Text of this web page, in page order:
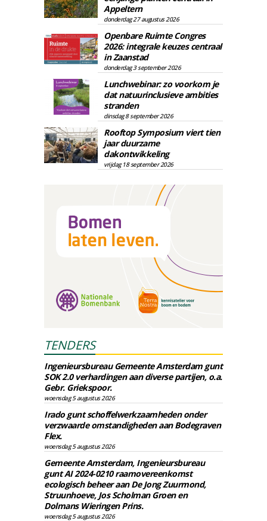
Appeltern
donderdag 27 augustus 2026
Openbare Ruimte Congres
2026: integrale keuzes centraal
in Zaanstad
donderdag 3 september 2026
Lunchwebinar: zo voorkom je
dat natuurinclusieve ambities
stranden
dinsdag 8 september 2026
Rooftop Symposium viert tien
jaar duurzame
dakontwikkeling
vrijdag 18 september 2026
TENDERS
Ingenieursbureau Gemeente Amsterdam gunt
SOK 2.0 verhardingen aan diverse partijen, o.a.
Gebr. Griekspoor.
woensdag 5 augustus 2026
Irado gunt schoffelwerkzaamheden onder
verzwaarde omstandigheden aan Bodegraven
Flex.
woensdag 5 augustus 2026
Gemeente Amsterdam, Ingenieursbureau
gunt AI 2024-0210 raamovereenkomst
ecologisch beheer aan De Jong Zuurmond,
Struunhoeve, Jos Scholman Groen en
Dolmans Wieringen Prins.
woensdag 5 augustus 2026